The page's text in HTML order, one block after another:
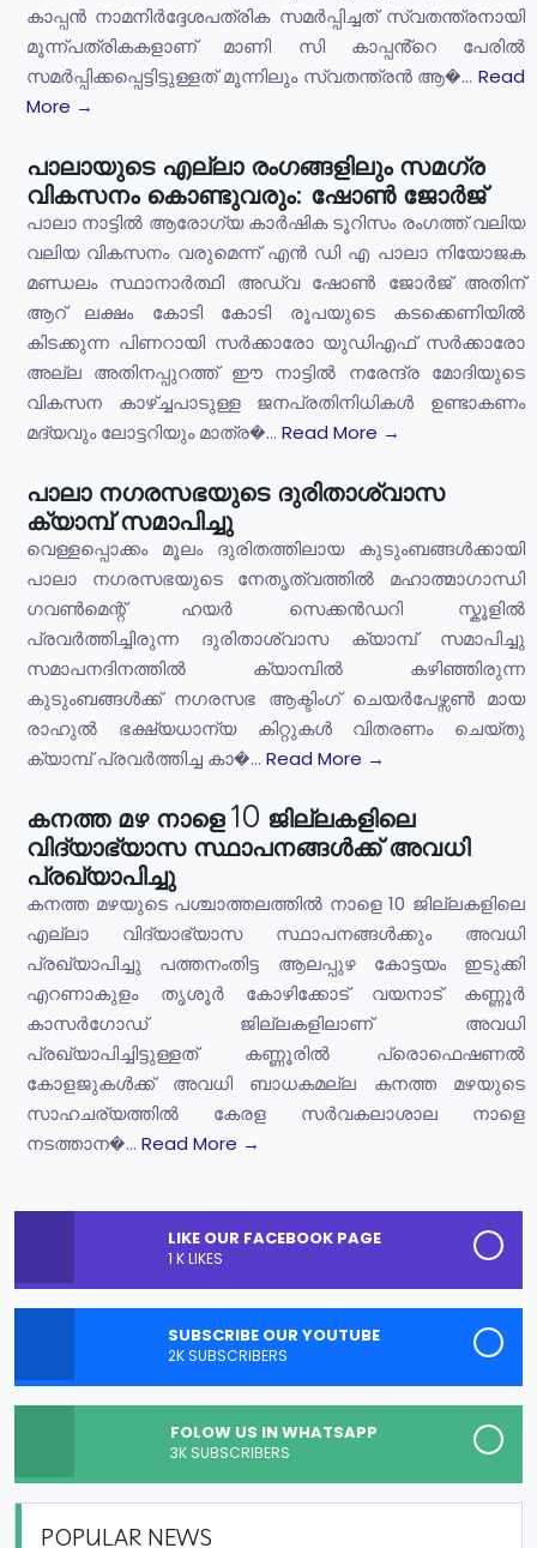
കാപ്പൻ നാമനിർദ്ദേശപത്രിക സമർപ്പിച്ചത് സ്വതന്ത്രനായി
മൂന്ന്പത്രികകളാണ് മാണി സി കാപ്പൻ്റെ പേരിൽ
സമർപ്പിക്കപ്പെട്ടിട്ടുള്ളത് മൂന്നിലും സ്വതന്ത്രൻ ആ�... Read
More →
പാലായുടെ എല്ലാ രംഗങ്ങളിലും സമഗ്ര
വികസനം കൊണ്ടുവരും: ഷോൺ ജോർജ്
പാലാ നാട്ടിൽ ആരോഗ്യ കാർഷിക ടൂറിസം രംഗത്ത് വലിയ
വലിയ വികസനം വരുമെന്ന് എൻ ഡി എ പാലാ നിയോജക
മണ്ഡലം സ്ഥാനാർത്ഥി അഡ്വ ഷോൺ ജോർജ് അതിന്
ആറ് ലക്ഷം കോടി കോടി രൂപയുടെ കടക്കെണിയിൽ
കിടക്കുന്ന പിണറായി സർക്കാരോ യുഡിഎഫ് സർക്കാരോ
അല്ല അതിനപ്പുറത്ത് ഈ നാട്ടിൽ നരേന്ദ്ര മോദിയുടെ
വികസന കാഴ്ച്ചപാടുള്ള ജനപ്രതിനിധികൾ ഉണ്ടാകണം
മദ്യവും ലോട്ടറിയും മാത്ര�... Read More →
പാലാ നഗരസഭയുടെ ദുരിതാശ്വാസ
ക്യാമ്പ് സമാപിച്ചു
വെള്ളപ്പൊക്കം മൂലം ദുരിതത്തിലായ കുടുംബങ്ങൾക്കായി
പാലാ നഗരസഭയുടെ നേതൃത്വത്തിൽ മഹാത്മാഗാന്ധി
ഗവൺമെന്റ് ഹയർ സെക്കൻഡറി സ്കൂളിൽ
പ്രവർത്തിച്ചിരുന്ന ദുരിതാശ്വാസ ക്യാമ്പ് സമാപിച്ചു
സമാപനദിനത്തിൽ ക്യാമ്പിൽ കഴിഞ്ഞിരുന്ന
കുടുംബങ്ങൾക്ക് നഗരസഭ ആക്ടിംഗ് ചെയർപേഴ്സൺ മായ
രാഹുൽ ഭക്ഷ്യധാന്യ കിറ്റുകൾ വിതരണം ചെയ്തു
ക്യാമ്പ് പ്രവർത്തിച്ച കാ�... Read More →
കനത്ത മഴ നാളെ 10 ജില്ലകളിലെ
വിദ്യാഭ്യാസ സ്ഥാപനങ്ങൾക്ക് അവധി
പ്രഖ്യാപിച്ചു
കനത്ത മഴയുടെ പശ്ചാത്തലത്തിൽ നാളെ 10 ജില്ലകളിലെ
എല്ലാ വിദ്യാഭ്യാസ സ്ഥാപനങ്ങൾക്കും അവധി
പ്രഖ്യാപിച്ചു പത്തനംതിട്ട ആലപ്പുഴ കോട്ടയം ഇടുക്കി
എറണാകുളം തൃശൂർ കോഴിക്കോട് വയനാട് കണ്ണൂർ
കാസർഗോഡ് ജില്ലകളിലാണ് അവധി
പ്രഖ്യാപിച്ചിട്ടുള്ളത് കണ്ണൂരിൽ പ്രൊഫെഷണൽ
കോളജുകൾക്ക് അവധി ബാധകമല്ല കനത്ത മഴയുടെ
സാഹചര്യത്തിൽ കേരള സർവകലാശാല നാളെ
നടത്താന�... Read More →
LIKE OUR FACEBOOK PAGE
1 K LIKES
SUBSCRIBE OUR YOUTUBE
2K SUBSCRIBERS
FOLOW US IN WHATSAPP
3K SUBSCRIBERS
POPULAR NEWS